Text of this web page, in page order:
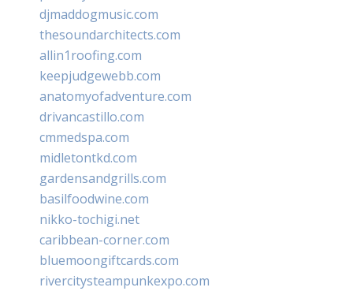
djmaddogmusic.com
thesoundarchitects.com
allin1roofing.com
keepjudgewebb.com
anatomyofadventure.com
drivancastillo.com
cmmedspa.com
midletontkd.com
gardensandgrills.com
basilfoodwine.com
nikko-tochigi.net
caribbean-corner.com
bluemoongiftcards.com
rivercitysteampunkexpo.com